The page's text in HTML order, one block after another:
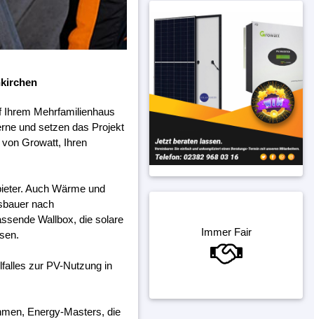
Ihrem Mehrfamilienhaus
und setzen das Projekt
Growatt, Ihren
Auch Wärme und
nach
Wallbox, die solare
zur PV-Nutzung in
Energy-Masters, die
Immer Fair